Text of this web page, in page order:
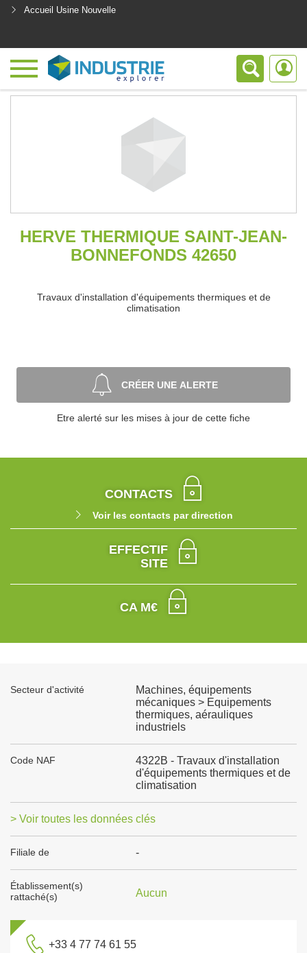
Accueil Usine Nouvelle
HERVE THERMIQUE SAINT-JEAN-
BONNEFONDS 42650
Travaux d'installation d'équipements thermiques et de
climatisation
CRÉER UNE ALERTE
Etre alerté sur les mises à jour de cette fiche
CONTACTS
Voir les contacts par direction
EFFECTIF
SITE
CA M€
Secteur d'activité
Machines, équipements
mécaniques > Equipements
thermiques, aérauliques
industriels
Code NAF
4322B - Travaux d'installation
d'équipements thermiques et de
climatisation
> Voir toutes les données clés
Filiale de -
Établissement(s)
rattaché(s)
Aucun
+33 4 77 74 61 55